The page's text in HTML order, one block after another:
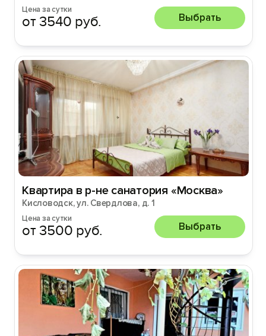
Цена за сутки
от 3540 руб. Выбрать
Квартира в р-не санатория «Москва»
Кисловодск, ул. Свердлова, д. 1
Цена за сутки
от 3500 руб. Выбрать